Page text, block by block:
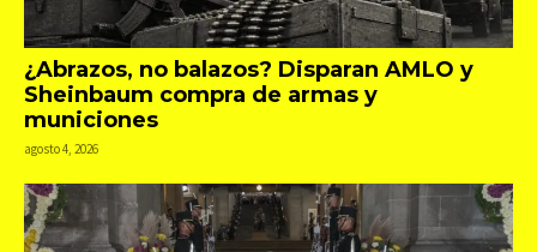
¿Abrazos, no balazos? Disparan AMLO y
Sheinbaum compra de armas y
municiones
agosto 4, 2026